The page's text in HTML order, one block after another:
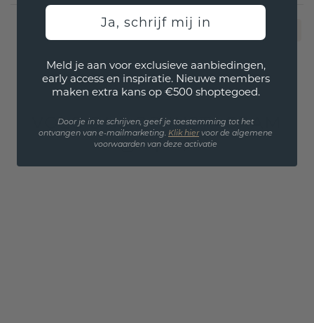
VOLG ONS OP INSTAGRAM
Ja, schrijf mij in
Meld je aan voor exclusieve aanbiedingen,
early access en inspiratie. Nieuwe members
maken extra kans op €500 shoptegoed.
Door je in te schrijven, geef je toestemming tot het
ontvangen van e-mailmarketing. Klik hiervoor de algemene
voorwaarden van deze activatie